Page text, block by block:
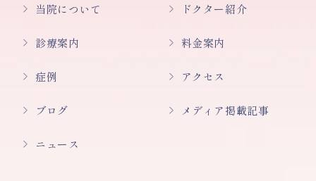
当院について ドクター紹介
診療案内 料金案内
症例 アクセス
ブログ メディア掲載記事
ニュース